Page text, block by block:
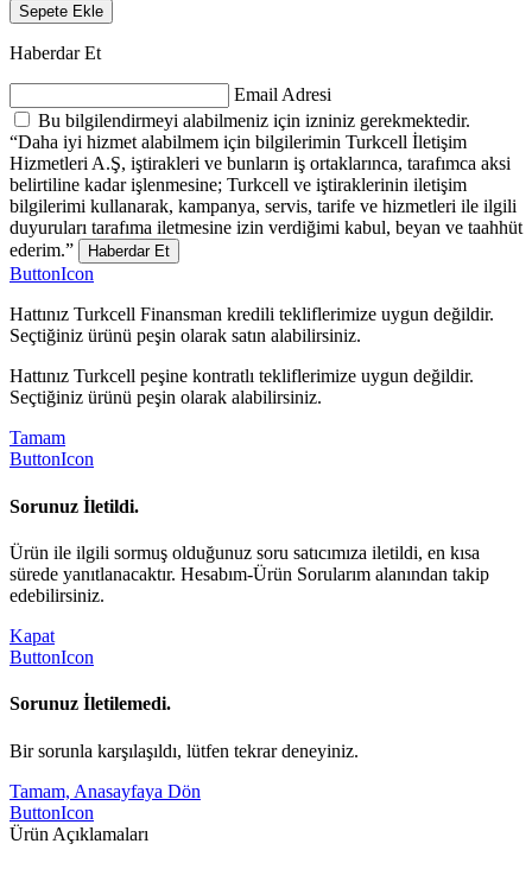
Sepete Ekle
Haberdar Et
Email Adresi
Bu bilgilendirmeyi alabilmeniz için izniniz gerekmektedir.
“Daha iyi hizmet alabilmem için bilgilerimin Turkcell İletişim
Hizmetleri A.Ş, iştirakleri ve bunların iş ortaklarınca, tarafımca aksi
belirtiline kadar işlenmesine; Turkcell ve iştiraklerinin iletişim
bilgilerimi kullanarak, kampanya, servis, tarife ve hizmetleri ile ilgili
duyuruları tarafıma iletmesine izin verdiğimi kabul, beyan ve taahhüt
ederim.”
Haberdar Et
ButtonIcon
Hattınız Turkcell Finansman kredili tekliflerimize uygun değildir.
Seçtiğiniz ürünü peşin olarak satın alabilirsiniz.
Hattınız Turkcell peşine kontratlı tekliflerimize uygun değildir.
Seçtiğiniz ürünü peşin olarak alabilirsiniz.
Tamam
ButtonIcon
Sorunuz İletildi.
Ürün ile ilgili sormuş olduğunuz soru satıcımıza iletildi, en kısa
sürede yanıtlanacaktır. Hesabım-Ürün Sorularım alanından takip
edebilirsiniz.
Kapat
ButtonIcon
Sorunuz İletilemedi.
Bir sorunla karşılaşıldı, lütfen tekrar deneyiniz.
Tamam, Anasayfaya Dön
ButtonIcon
Ürün Açıklamaları